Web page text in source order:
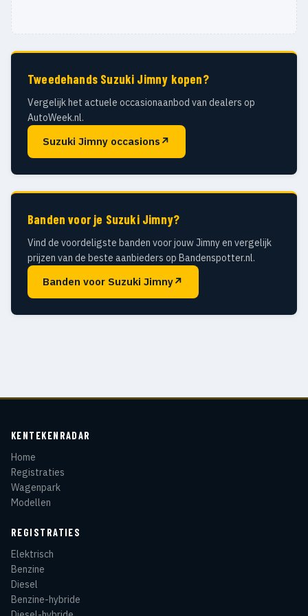
Tweedehands Suzuki Jimny kopen?
Vergelijk het actuele occasionaanbod van dealers op
AutoWeek.nl.
Suzuki Jimny occasions ↗
Banden voor je Suzuki Jimny?
Vind de voordeligste banden voor jouw Jimny en vergelijk
prijzen van de beste aanbieders op Bandenspotter.nl.
Banden voor Suzuki Jimny↗
KENTEKENRADAR
Home
Registraties
Wagenpark
Modellen
REGISTRATIES
Elektrisch
Benzine
Diesel
Benzine-hybride